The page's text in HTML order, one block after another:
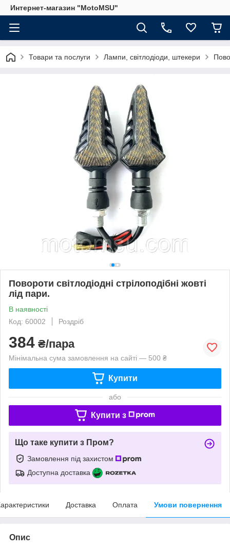
Интернет-магазин "MotoMSU"
Товари та послуги Лампи, світлодіоди, штекери
Повороти світлодіодні стрілоподібні жовті
лід пари.
В наявності
Код: 60002
Роздріб
384 ₴/пара
Мінімальна сума замовлення на сайті — 500 ₴
Купити
або
Купити з
Що таке купити з Пром?
Замовлення під захистом
Доступна доставка
Доставка Оплата Умови повернення
Опис